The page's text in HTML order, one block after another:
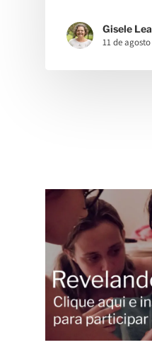
Gisele
11 de agosto